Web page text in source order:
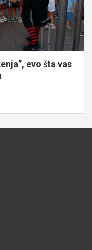
evo šta vas